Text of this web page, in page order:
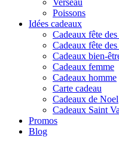
Verseau
Poissons
Idées cadeaux
Cadeaux fête des
Cadeaux fête des
Cadeaux bien-
Cadeaux femme
Cadeaux homme
Carte cadeau
Cadeaux de Noel
Cadeaux Saint
Promos
Blog